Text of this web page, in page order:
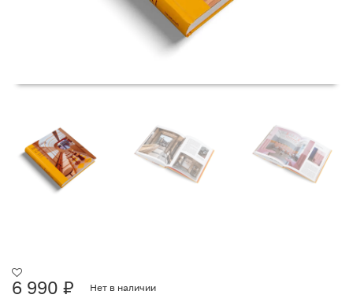
6 990 ₽ Нет в наличии